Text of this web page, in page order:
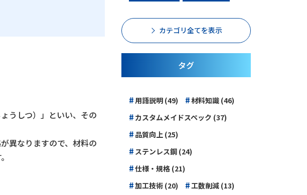
うしつ）」といい、その
異なりますので、材料の
カテゴリ全てを表示
タグ
# 用語説明 (49) #材料知識 (46)
# カスタムメイドスペック (37)
# 品質向上 (25)
# ステンレス鋼 (24)
#仕様・規格 (21)
#加工技術 (20) #工数削減 (13)